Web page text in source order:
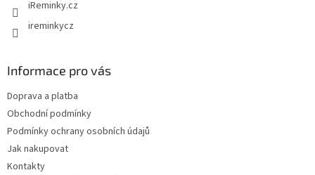
iReminky.cz
ireminkycz
Informace pro vás
Doprava a platba
Obchodní podmínky
Podmínky ochrany osobních údajů
Jak nakupovat
Kontakty